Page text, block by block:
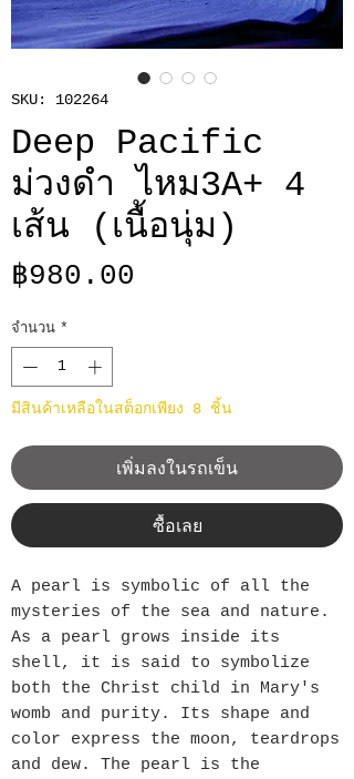
SKU: 102264
Deep Pacific
ม่วงดำ ไหม3A+ 4
เส้น (เนื้อนุ่ม)
฿980.00
จำนวน *
มีสินค้าเหลือในสต็อกเพียง 8 ชิ้น
เพิ่มลงในรถเข็น
ซื้อเลย
A pearl is symbolic of all the
mysteries of the sea and nature.
As a pearl grows inside its
shell, it is said to symbolize
both the Christ child in Mary's
womb and purity. Its shape and
color express the moon, teardrops
and dew. The pearl is the